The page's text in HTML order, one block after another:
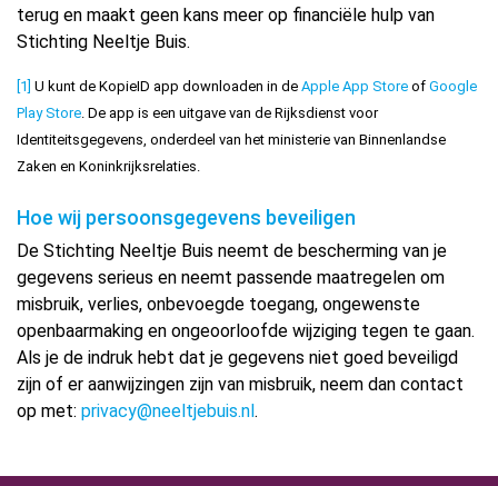
terug en maakt geen kans meer op financiële hulp van
Stichting Neeltje Buis.
[1] U kunt de KopieID app downloaden in de Apple App Store of Google
Play Store. De app is een uitgave van de Rijksdienst voor
Identiteitsgegevens, onderdeel van het ministerie van Binnenlandse
Zaken en Koninkrijksrelaties.
Hoe wij persoonsgegevens beveiligen
De Stichting Neeltje Buis neemt de bescherming van je
gegevens serieus en neemt passende maatregelen om
misbruik, verlies, onbevoegde toegang, ongewenste
openbaarmaking en ongeoorloofde wijziging tegen te gaan.
Als je de indruk hebt dat je gegevens niet goed beveiligd
zijn of er aanwijzingen zijn van misbruik, neem dan contact
op met: privacy@neeltjebuis.nl.